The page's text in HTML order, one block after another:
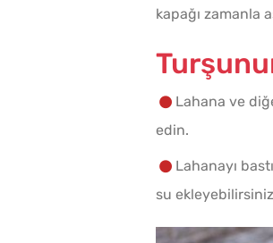
kapağı zamanla
Lahana ve
edin.
Lahanayı
su